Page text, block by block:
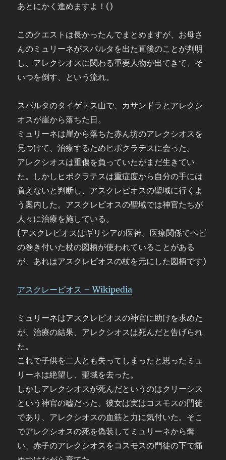
あとにかく進めますよ！()
このクエストは長かったんでまとめますが、お母さ
んのミュリーネがスパルタを出た直後のことが判明
し、アレクシオスに関わる重要人物が出てきて、そ
いつを倒す、という流れ。
スパルタのタイゲトス山で、カサンドラとアレクシ
オスが崖から落ちた日。
ミュリーネは崖から落ちた赤ん坊のアレクシオスを
見つけて、治療するためヒポクラテスに会った。
アレクシオスは重傷を負っていたがまだ生きてい
た。しかしヒポクラテスは重症度から自分の手には
負えないと判断し、アスクレピオスの聖域に行くよ
う案内した。アスクレピオスの聖域では神官たちが
人々に治療を施している。
(アスクレピオスはギリシアの医神。医療関係でヘビ
の巻き付いた杖の図柄が使われていることがある
が、あれはアスクレピオスの杖を元にした図柄です)
アスクレーピオス – Wikipedia
ミュリーネはアスクレピオスの神官に助けを求めた
が、治療の結果、アレクシオスは死んだと告げられ
た。
これで子供を二人とも失ってしまったと思ったミュ
リーネは絶望し、聖域を去った。
しかしアレクシオスが死んだというのはクリーシス
という神官の嘘だった。彼女は実はコスモスの門徒
であり、アレクシオスの血筋と力に気付いた。そこ
でアレクシオスの死を偽装してミュリーネから奪
い、赤子のアレクシオスをコスモスの門徒の下で痛